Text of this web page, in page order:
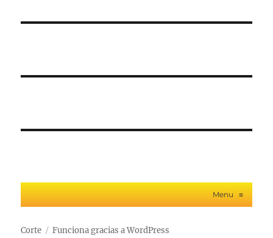
Menu ≡
Corte Funciona gracias a WordPress